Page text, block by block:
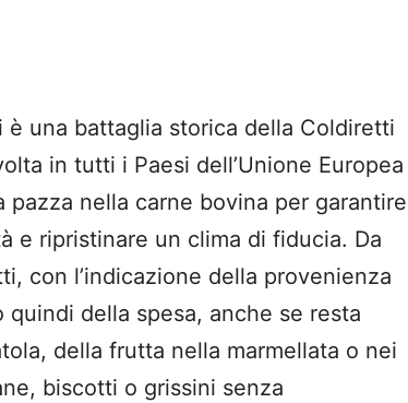
è una battaglia storica della Coldiretti
in tutti i Paesi dell’Unione Europea
pazza nella carne bovina per garantire
e ripristinare un clima di fiducia. Da
con l’indicazione della provenienza
della spesa, anche se resta
della frutta nella marmellata o nei
biscotti o grissini senza